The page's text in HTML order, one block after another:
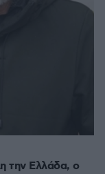
την Ελλάδα, ο